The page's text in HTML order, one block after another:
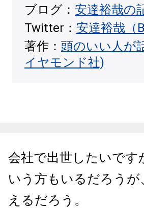
ブログ： 安達裕哉の
Twitter： 安達裕哉（
著作： 頭のいい人が
イヤモンド社)
会社で出世したいです
いう方もいるだろう
えるだろう。